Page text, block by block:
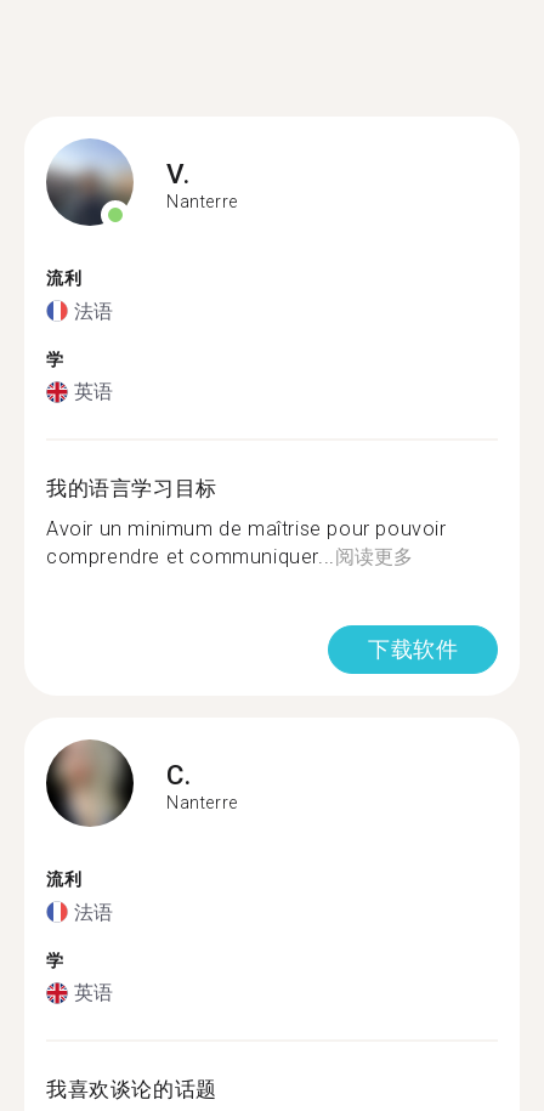
V.
Nanterre
流利
法语
学
英语
我的语言学习目标
Avoir un minimum de maîtrise pour pouvoir
comprendre et communiquer...阅读更多
下载软件
C.
Nanterre
流利
法语
学
英语
我喜欢谈论的话题